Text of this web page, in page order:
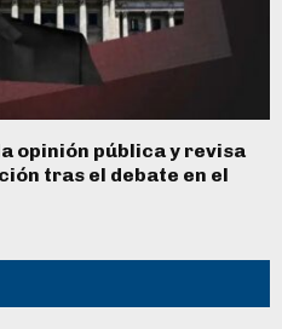
opinión pública y revisa
tras el debate en el